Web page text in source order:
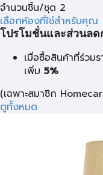
จำนวนชิ้น/ชุด 2
เลือกห้องที่ใช่สำหรับคุณ
โปรโมชั่นและส่วนล
เมื่อซื้อสินค้าที่ร่วม
เพิ่ม 5%
(เฉพาะสมาชิก
ดูทั้งหมด